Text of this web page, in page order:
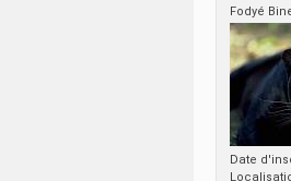
Fodyé
Date